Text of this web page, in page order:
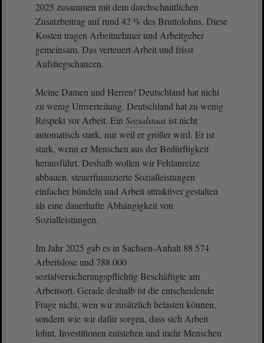
2025 zusammen mit dem durchschnittlichen
Zusatzbeitrag auf rund 42 % des Bruttolohns. Diese
Kosten tragen Arbeitnehmer und Arbeitgeber
gemeinsam. Das verteuert Arbeit und frisst
Aufstiegschancen.
Meine Damen und Herren! Deutschland hat nicht
zu wenig Umverteilung. Deutschland hat zu wenig
Respekt vor Arbeit. Ein Sozialstaat ist nicht
automatisch stark, nur weil er größer wird. Er ist
stark, wenn er Menschen aus der Bedürftigkeit
herausführt. Deshalb wollen wir Fehlanreize
abbauen, steuerfinanzierte Sozialleistungen
einfacher bündeln und Arbeit attraktiver gestalten
als eine dauerhafte Abhängigkeit von
Sozialleistungen.
Im Jahr 2025 gab es in Sachsen-Anhalt 88 574
Arbeitslose und 788 000
sozialversicherungspflichtig Beschäftigte am
Arbeitsort. Gerade deshalb ist die entscheidende
Frage nicht, wen wir zusätzlich belasten können,
sondern wie wir dafür sorgen, dass sich Arbeit
lohnt, Investitionen entstehen und mehr Menschen